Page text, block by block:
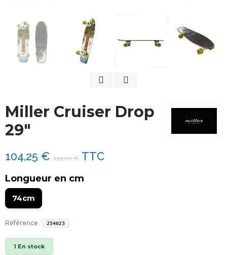
Miller Cruiser Drop
29"
104,25 € 139,00 € TTC
Longueur en cm
74cm
Référence 254023
1 En stock